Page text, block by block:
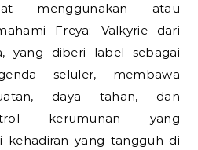
menggunakan atau
Freya: Valkyrie dari
yang diberi label sebagai
seluler, membawa
daya tahan, dan
kerumunan yang
kehadiran yang tangguh di